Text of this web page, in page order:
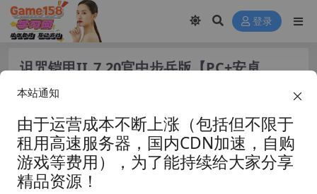
登录
诅咒铠甲II_7.20官中步兵版【PC+安卓
Joi+精品日系RPG+存档】/Cursed Armor
2【4.3G】
本站通知
由于运营成本不断上涨（包括但不限于
租用高速服务器，国内CDN加速，自购
游戏等费用），为了能持续给大家分享
精品资源！